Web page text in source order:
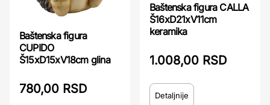
Baštenska figura
CUPIDO
Š15xD15xV18cm glina
780,00 RSD
Baštenska figura CALLA
Š16xD21xV11cm
keramika
1.008,00 RSD
Detaljnije